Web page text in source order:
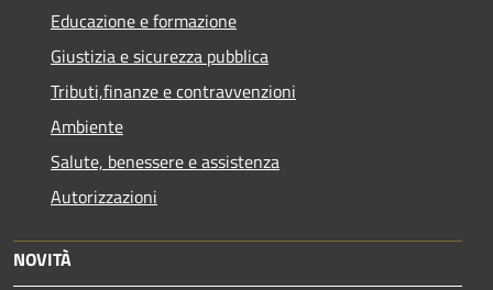
Educazione e formazione
Giustizia e sicurezza pubblica
Tributi,finanze e contravvenzioni
Ambiente
Salute, benessere e assistenza
Autorizzazioni
NOVITÀ